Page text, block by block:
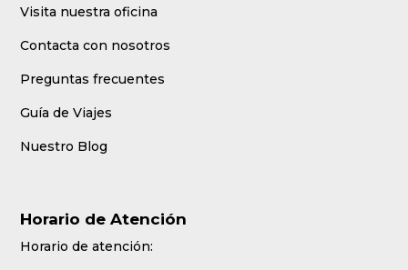
Visita nuestra oficina
Contacta con nosotros
Preguntas frecuentes
Guía de Viajes
Nuestro Blog
Horario de Atención
Horario de atención: